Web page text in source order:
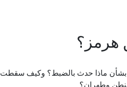
هرمز؟
بشأن ماذا حدث بالضبط؟ وكيف سقطت
وطهران؟